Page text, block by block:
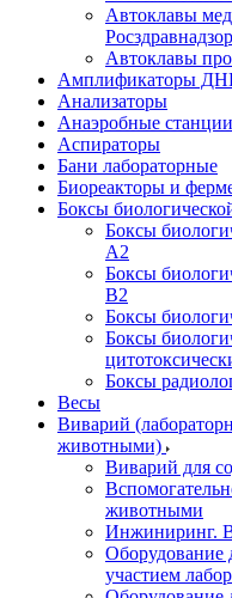
Автоклавы
Автоклавы
Амплификаторы
Анализаторы
Анаэробные
Аспираторы
Бани лабораторные
Биореакторы и
Боксы
Боксы
A2
Боксы
B2
Боксы
Боксы
Боксы
Весы
Виварий
животными)
Виварий для
животными
Инжиниринг.
Оборудование
участием